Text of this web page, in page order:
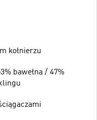
kołnierzu
bawełna / 47%